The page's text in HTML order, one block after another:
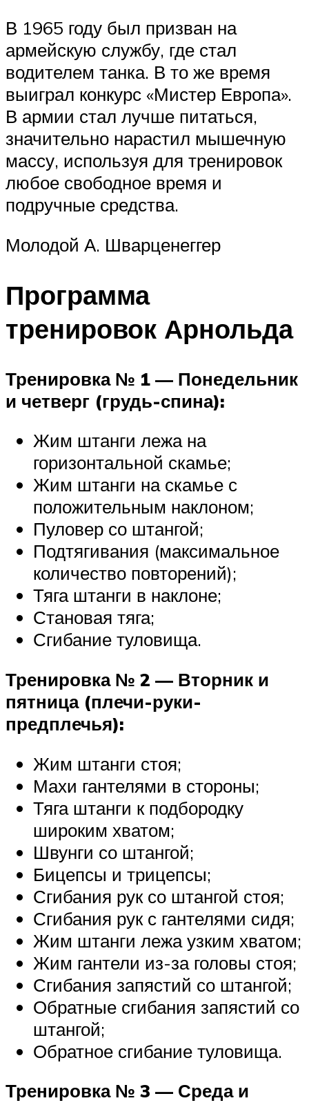
В 1965 году был призван на
армейскую службу, где стал
водителем танка. В то же время
выиграл конкурс «Мистер Европа».
В армии стал лучше питаться,
значительно нарастил мышечную
массу, используя для тренировок
любое свободное время и
подручные средства.
Молодой А. Шварценеггер
Программа
тренировок Арнольда
Тренировка № 1 — Понедельник
и четверг (грудь-спина):
Жим штанги лежа на
горизонтальной скамье;
Жим штанги на скамье с
положительным наклоном;
Пуловер со штангой;
Подтягивания (максимальное
количество повторений);
Тяга штанги в наклоне;
Становая тяга;
Сгибание туловища.
Тренировка № 2 — Вторник и
пятница (плечи-руки-
предплечья):
Жим штанги стоя;
Махи гантелями в стороны;
Тяга штанги к подбородку
широким хватом;
Швунги со штангой;
Бицепсы и трицепсы;
Сгибания рук со штангой стоя;
Сгибания рук с гантелями сидя;
Жим штанги лежа узким хватом;
Жим гантели из-за головы стоя;
Сгибания запястий со штангой;
Обратные сгибания запястий со
штангой;
Обратное сгибание туловища.
Тренировка № 3 — Среда и